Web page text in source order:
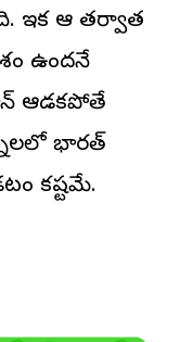
ఇక ఆ తర్వాత
ఉందనే
ఆడకపోతే
భారత్
కష్టమే.